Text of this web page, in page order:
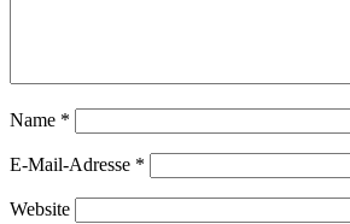
Name *
E-Mail-Adresse *
Website